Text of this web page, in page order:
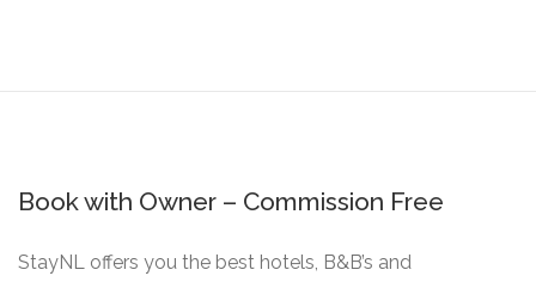
Book with Owner – Commission Free
StayNL offers you the best hotels, B&B’s and